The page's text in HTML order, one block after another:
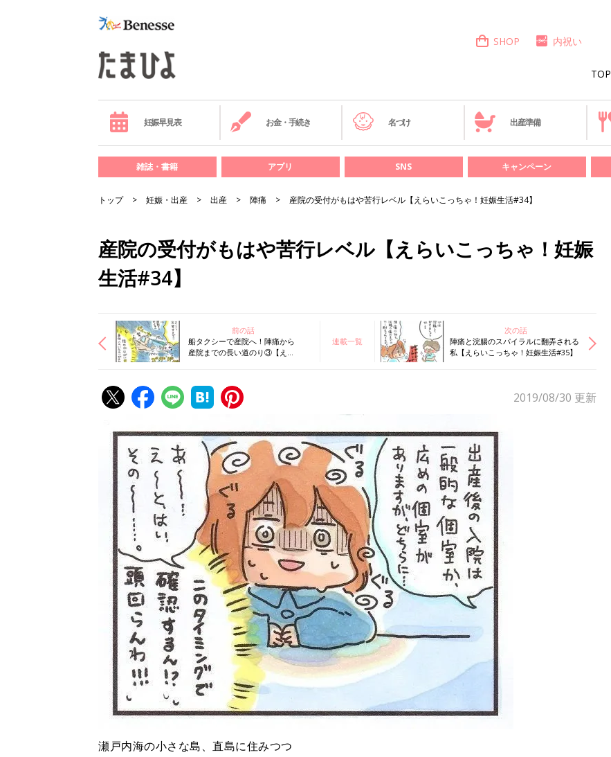
TOP
SHOP 内祝い
妊娠早見表 お金・手続き 名づけ 出産準備
雑誌・書籍 アプリ SNS キャンペーン
トップ 妊娠・出産 出産 陣痛 産院の受付がもはや苦行レベル【えらいこっちゃ！妊娠生活#34】
産院の受付がもはや苦行レベル【えらいこっちゃ！妊娠
生活#34】
前の話
船タクシーで産院へ！陣痛から
産院までの長い道のり③【えら
連載一覧
次の話
陣痛と浣腸のスパイラルに翻弄される
私【えらいこっちゃ！妊娠生活#35】
2019/08/30 更新
瀬戸内海の小さな島、直島に住みつつ